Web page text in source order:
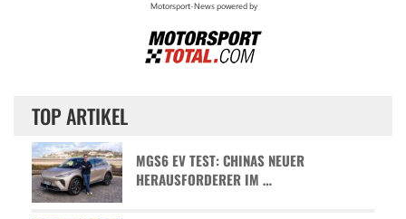
TOP ARTIKEL
MGS6 EV TEST: CHINAS NEUER
HERAUSFORDERER IM …